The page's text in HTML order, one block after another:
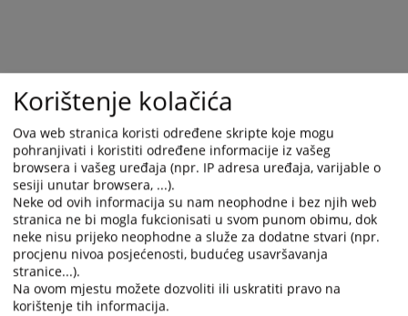
Trenutno nema vijesti
Korištenje kolačića
Ova web stranica koristi određene skripte koje mogu
pohranjivati i koristiti određene informacije iz vašeg
browsera i vašeg uređaja (npr. IP adresa uređaja, varijable o
sesiji unutar browsera, ...).
Neke od ovih informacija su nam neophodne i bez njih web
stranica ne bi mogla fukcionisati u svom punom obimu, dok
neke nisu prijeko neophodne a služe za dodatne stvari (npr.
procjenu nivoa posjećenosti, budućeg usavršavanja
stranice...).
Na ovom mjestu možete dozvoliti ili uskratiti pravo na
korištenje tih informacija.